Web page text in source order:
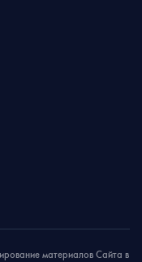
материалов Сайта в